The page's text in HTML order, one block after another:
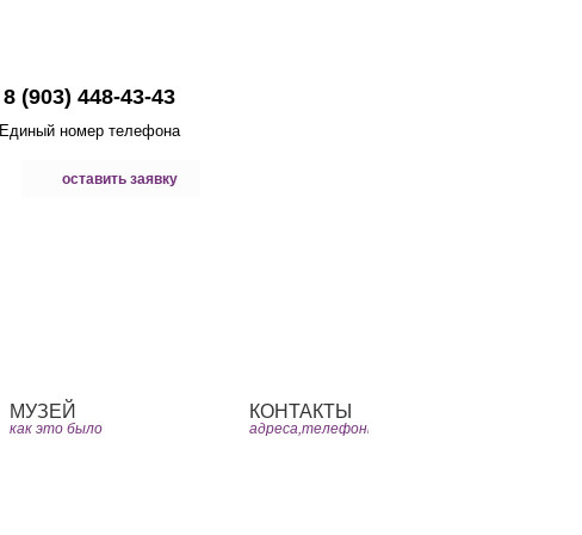
8 (903) 448-43-43
Единый номер телефона
оставить заявку
МУЗЕЙ
как это было
КОНТАКТЫ
адреса,телефоны